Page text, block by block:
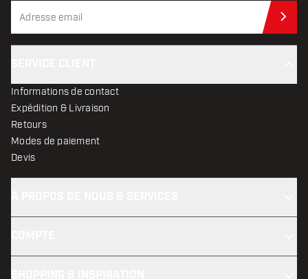
Informations de contact
Expédition & Livraison
Retours
Modes de paiement
Devis